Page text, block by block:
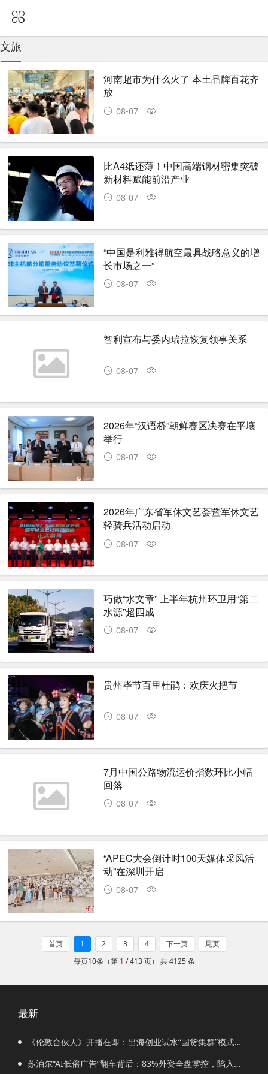
文旅
河南超市为什么火了 本土品牌百花齐
放
08-07
比A4纸还薄！中国高端钢材密集突破
新材料赋能前沿产业
08-07
“中国是利雅得航空最具战略意义的增
长市场之一”
08-07
智利宣布与委内瑞拉恢复领事关系
08-07
2026年“汉语桥”朝鲜赛区决赛在平壤
举行
08-07
2026年广东省军休文艺荟暨军休文艺
轻骑兵活动启动
08-07
巧做“水文章” 上半年杭州环卫用“第二
水源”超四成
08-07
贵州毕节百里杜鹃：欢庆火把节
08-07
7月中国公路物流运价指数环比小幅
回落
08-07
“APEC大会倒计时100天媒体采风活
动”在深圳开启
08-07
首页 1 2 3 4 下一页
尾页
每页10条（第 1 / 413 页） 共 4125 条
最新
《伦敦合伙人》开播在即：出海创业试水“国货集群”模式，
带动入境消费反向种草
苏泊尔“AI低俗广告”翻车背后：83%外资全盘掌控，陷入流